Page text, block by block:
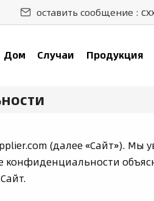
оставить сообщение :
Дом Случаи Продукция
(далее «Сайт»).